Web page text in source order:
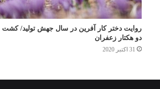
روایت دختر کار آفرین در سال جهش تولید/ کشت
دو هکتار زعفران
31 اکتبر 2020